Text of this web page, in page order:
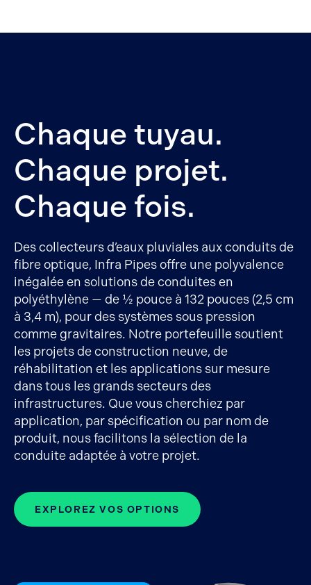
Chaque tuyau.
Chaque projet.
Chaque fois.
Des collecteurs d’eaux pluviales aux conduits de
fibre optique, Infra Pipes offre une polyvalence
inégalée en solutions de conduites en
polyéthylène — de ½ pouce à 132 pouces (2,5 cm
à 3,4 m), pour des systèmes sous pression
comme gravitaires. Notre portefeuille soutient
les projets de construction neuve, de
réhabilitation et les applications sur mesure
dans tous les grands secteurs des
infrastructures. Que vous cherchiez par
application, par spécification ou par nom de
produit, nous facilitons la sélection de la
conduite adaptée à votre projet.
EXPLOREZ VOS OPTIONS